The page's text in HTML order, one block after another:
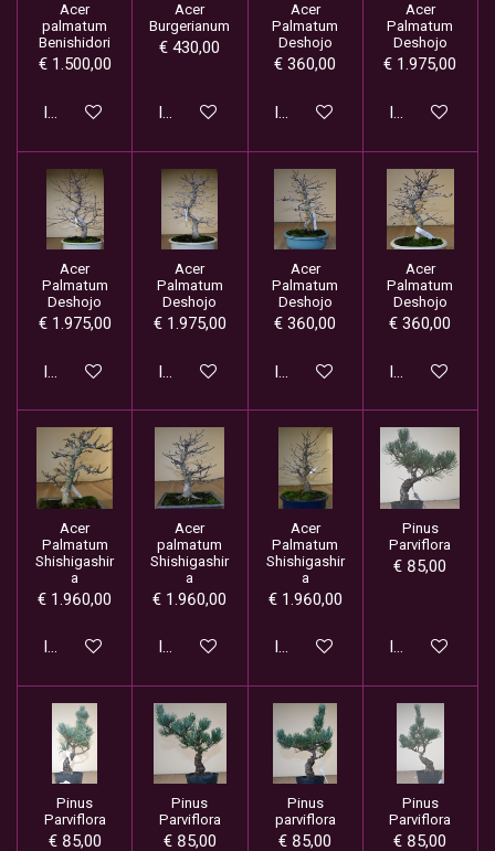
Acer
palmatum
Benishidori
€ 1.500,00
In winkelwagen
Acer
Burgerianum
€ 430,00
In winkelwagen
Acer
Palmatum
Deshojo
€ 360,00
In winkelwagen
Acer
Palmatum
Deshojo
€ 1.975,00
In
Acer
Palmatum
Deshojo
€ 1.975,00
In winkelwagen
Acer
Palmatum
Deshojo
€ 1.975,00
In winkelwagen
Acer
Palmatum
Deshojo
€ 360,00
In winkelwagen
Acer
Palmatum
Deshojo
€ 360,00
In
Acer
Palmatum
Shishigashir
a
€ 1.960,00
In winkelwagen
Acer
palmatum
Shishigashir
a
€ 1.960,00
In winkelwagen
Acer
Palmatum
Shishigashir
a
€ 1.960,00
In winkelwagen
Pinus
Parviflora
€ 85,00
In
Pinus
Parviflora
€ 85,00
Pinus
Parviflora
€ 85,00
Pinus
parviflora
€ 85,00
Pinus
Parviflora
€ 85,00